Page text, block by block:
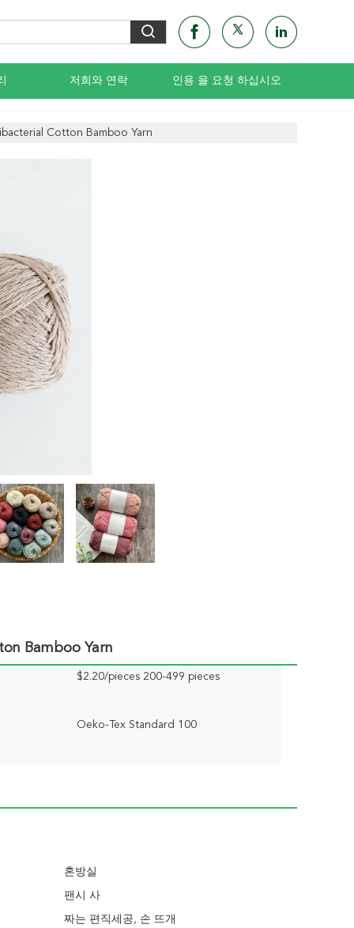
저희와 연락 인용 을 요청 하십시오
Cotton Bamboo Yarn
Bamboo Yarn
$2.20/pieces 200-499 pieces
Oeko-Tex Standard 100
혼방실
팬시 사
짜는 편직세공, 손 뜨개